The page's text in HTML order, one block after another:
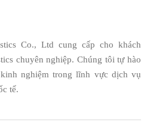
Co., Ltd cung cấp cho khách
chuyên nghiệp. Chúng tôi tự hào
nghiệm trong lĩnh vực dịch vụ
tế.